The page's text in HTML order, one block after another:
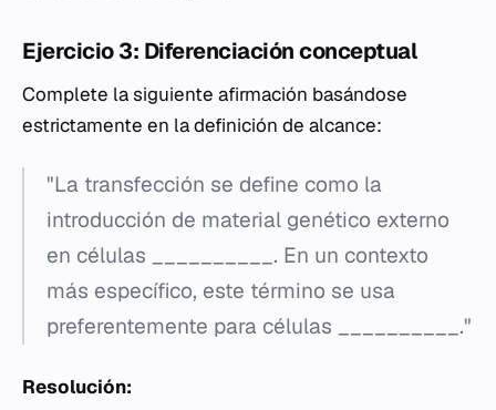
Ejercicio 3: Diferenciación conceptual
Complete la siguiente afirmación basándose
estrictamente en la definición de alcance:
"La transfección se define como la
introducción de material genético externo
en células __________. En un contexto
más específico, este término se usa
preferentemente para células __________."
Resolución: